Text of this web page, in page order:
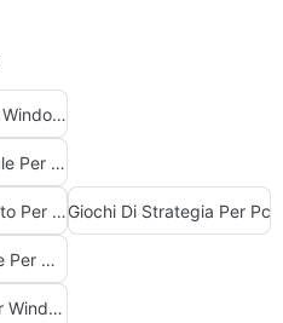
Giochi Di Strategia Di Guerra Per Windows
Giochi Di Strategia In Tempo Reale Per Windows
Giochi Di Azione Di Combattimento Per WindowsGiochi Di Strategia Per Pc
Giochi Di Strategia Multigiocatore Per Windows
Giochi Di Azione E Sparatutto Per Windows